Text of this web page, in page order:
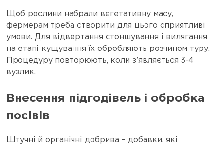
Щоб рослини набрали вегетативну масу,
фермерам треба створити для цього сприятливі
умови. Для відвертання стоншування і вилягання
на етапі кущування їх обробляють розчином туру.
Процедуру повторюють, коли з’являється 3-4
вузлик.
Внесення підгодівель і обробка
посівів
Штучні й органічні добрива – добавки, які